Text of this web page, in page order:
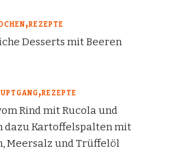
REZEPTE
Desserts mit Beeren
REZEPTE
Rind mit Rucola und
dazu Kartoffelspalten mit
Meersalz und Trüffelöl